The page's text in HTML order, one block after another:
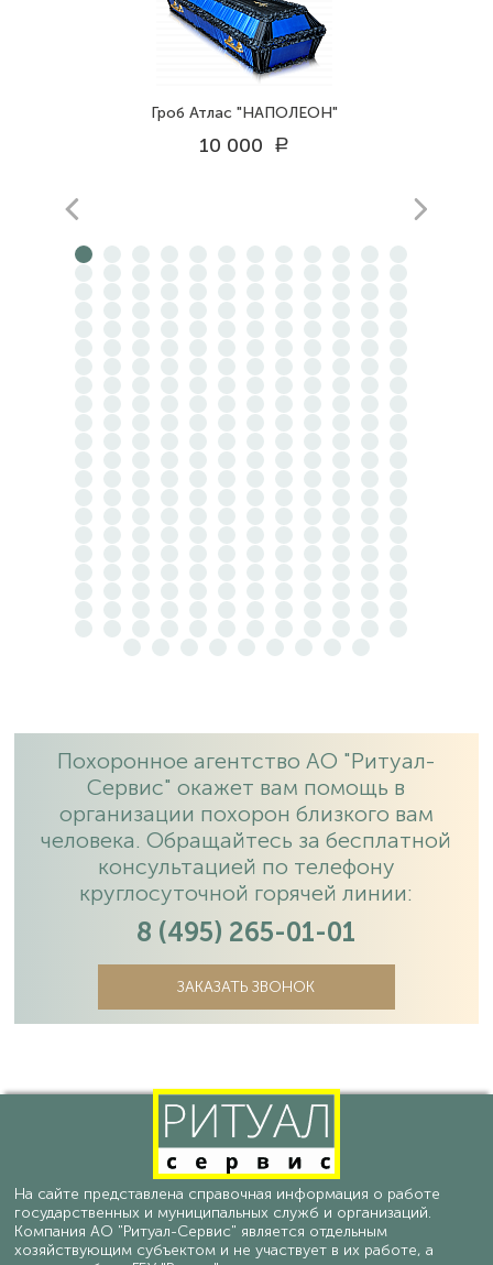
Гроб Атлас "НАПОЛЕОН"
10 000 a
prev next
Похоронное агентство АО "Ритуал-
Сервис" окажет вам помощь в
организации похорон близкого вам
человека. Обращайтесь за бесплатной
консультацией по телефону
круглосуточной горячей линии:
8 (495) 265-01-01
ЗАКАЗАТЬ ЗВОНОК
На сайте представлена справочная информация о работе
государственных и муниципальных служб и организаций.
Компания АО "Ритуал-Сервис" является отдельным
хозяйствующим субъектом и не участвует в их работе, а